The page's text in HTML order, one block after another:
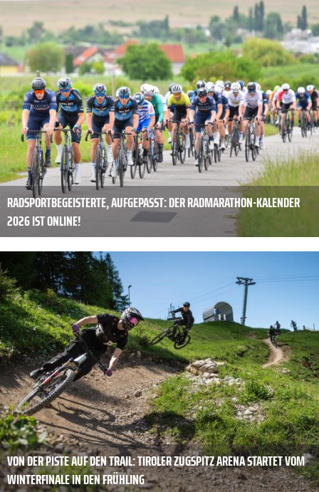
RADSPORTBEGEISTERTE, AUFGEPASST: DER RADMARATHON-KALENDER
2026 IST ONLINE!
VON DER PISTE AUF DEN TRAIL: TIROLER ZUGSPITZ ARENA STARTET VOM
WINTERFINALE IN DEN FRÜHLING